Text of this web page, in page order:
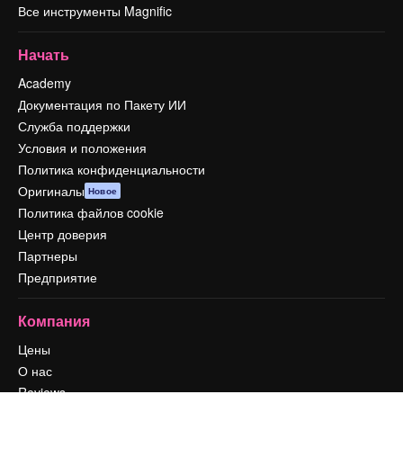
Все инструменты Magnific
Начать
Academy
Документация по Пакету ИИ
Служба поддержки
Условия и положения
Политика конфиденциальности
Оригиналы Новое
Политика файлов cookie
Центр доверия
Партнеры
Предприятие
Компания
Цены
О нас
Reviews